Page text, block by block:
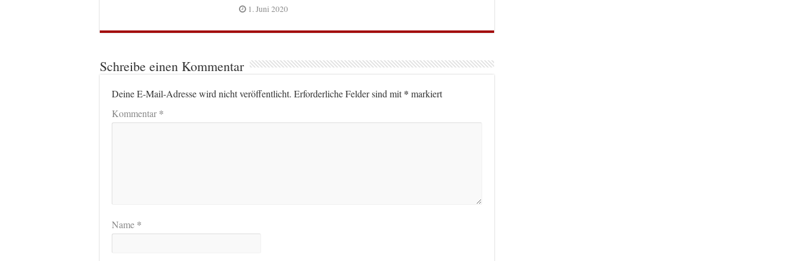
1. Juni 2020
Schreibe einen Kommentar
Deine E-Mail-Adresse wird nicht veröffentlicht. Erforderliche Felder sind mit* markiert
Kommentar*
Name *